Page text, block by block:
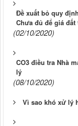
Đề xuất bỏ quy
Chưa đủ để giá
(02/10/2020)
CO3 điều tra Nhà
lý
(08/10/2020)
Vì sao khó xử lý